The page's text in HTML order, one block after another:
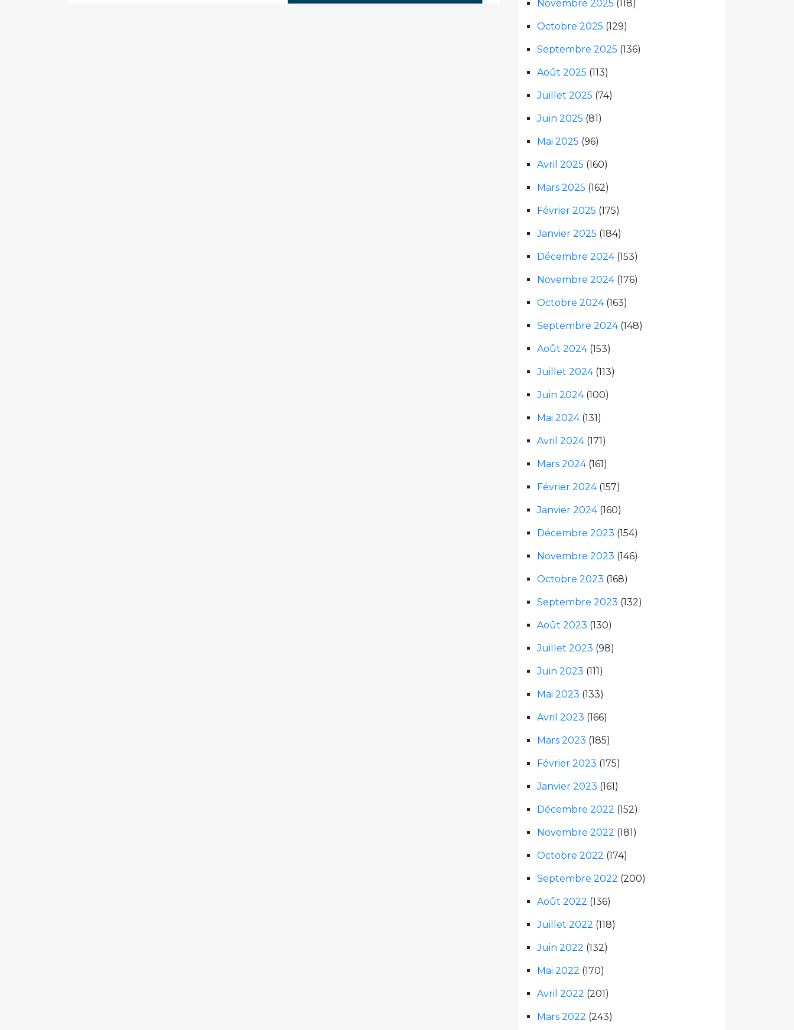
Novembre 2025 (118)
Octobre 2025 (129)
Septembre 2025 (136)
Août 2025 (113)
Juillet 2025 (74)
Juin 2025 (81)
Mai 2025 (96)
Avril 2025 (160)
Mars 2025 (162)
Février 2025 (175)
Janvier 2025 (184)
Décembre 2024(153)
Novembre 2024(176)
Octobre 2024(163)
Septembre 2024(148)
Août 2024(153)
Juillet 2024(113)
Juin 2024(100)
Mai 2024(131)
Avril 2024(171)
Mars 2024(161)
Février 2024(157)
Janvier 2024(160)
Décembre 2023 (154)
Novembre 2023 (146)
Octobre 2023 (168)
Septembre 2023 (132)
Août 2023 (130)
Juillet 2023 (98)
Juin 2023 (111)
Mai 2023 (133)
Avril 2023 (166)
Mars 2023 (185)
Février 2023 (175)
Janvier 2023 (161)
Décembre 2022 (152)
Novembre 2022 (181)
Octobre 2022 (174)
Septembre 2022 (200)
Août 2022 (136)
Juillet 2022 (118)
Juin 2022 (132)
Mai 2022 (170)
Avril 2022 (201)
Mars 2022 (243)